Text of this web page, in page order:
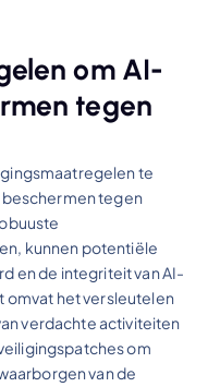
om AI-
tegen
te
tegen
kunnen potentiële
en de integriteit van AI-
omvat het versleutelen
verdachte activiteiten
om
van de